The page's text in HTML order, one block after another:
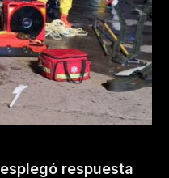
respuesta